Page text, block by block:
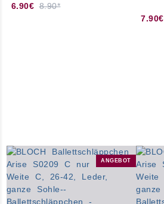
6.90€ 8.90*
7.90€
ANGEBOT